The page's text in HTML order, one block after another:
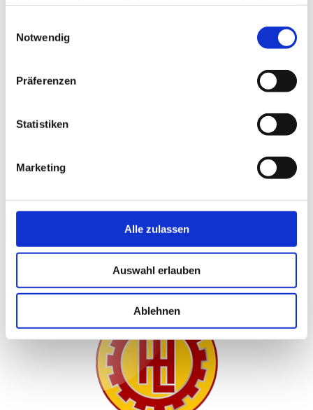
Notwendig
Präferenzen
Statistiken
Marketing
Alle zulassen
Auswahl erlauben
Ablehnen
66557Illingen
Fax: